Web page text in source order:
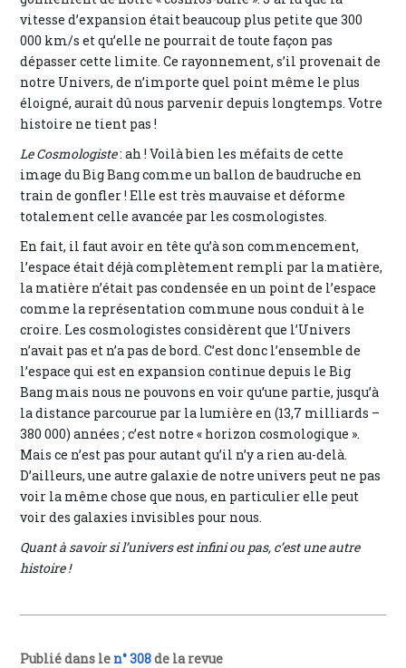
vitesse d’expansion était beaucoup plus petite que 300
000 km/s et qu’elle ne pourrait de toute façon pas
dépasser cette limite. Ce rayonnement, s’il provenait de
notre Univers, de n’importe quel point même le plus
éloigné, aurait dû nous parvenir depuis longtemps. Votre
histoire ne tient pas !
Le Cosmologiste: ah ! Voilà bien les méfaits de cette
image du Big Bang comme un ballon de baudruche en
train de gonfler ! Elle est très mauvaise et déforme
totalement celle avancée par les cosmologistes.
En fait, il faut avoir en tête qu’à son commencement,
l’espace était déjà complètement rempli par la matière,
la matière n’était pas condensée en un point de l’espace
comme la représentation commune nous conduit à le
croire. Les cosmologistes considèrent que l’Univers
n’avait pas et n’a pas de bord. C’est donc l’ensemble de
l’espace qui est en expansion continue depuis le Big
Bang mais nous ne pouvons en voir qu’une partie, jusqu’à
la distance parcourue par la lumière en (13,7 milliards –
380 000) années ; c’est notre « horizon cosmologique ».
Mais ce n’est pas pour autant qu’il n’y a rien au-delà.
D’ailleurs, une autre galaxie de notre univers peut ne pas
voir la même chose que nous, en particulier elle peut
voir des galaxies invisibles pour nous.
Quant à savoir si l’univers est infini ou pas, c’est une autre
histoire !
Publié dans le n° 308de la revue